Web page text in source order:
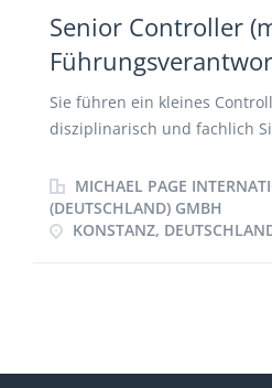
Senior Controller
Sie führen ein kleines
disziplinarisch und fachlich
Tochtergesellschaften Sie
Geschäftsführung bei
Entwicklungs- und
MICHAEL PAGE
(DEUTSCHLAND) GMBH
KONSTANZ,